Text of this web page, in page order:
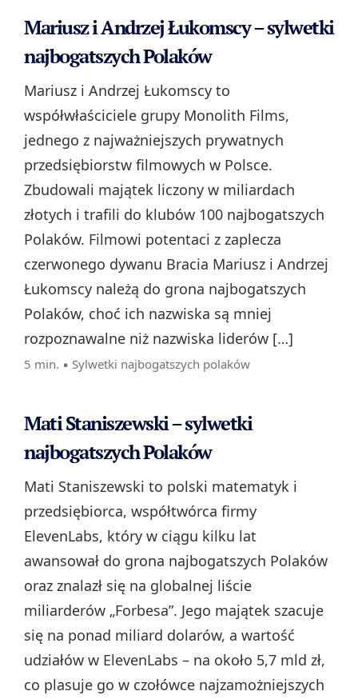
Mariusz i Andrzej Łukomscy – sylwetki
najbogatszych Polaków
Mariusz i Andrzej Łukomscy to
współwłaściciele grupy Monolith Films,
jednego z najważniejszych prywatnych
przedsiębiorstw filmowych w Polsce.
Zbudowali majątek liczony w miliardach
złotych i trafili do klubów 100 najbogatszych
Polaków. Filmowi potentaci z zaplecza
czerwonego dywanu Bracia Mariusz i Andrzej
Łukomscy należą do grona najbogatszych
Polaków, choć ich nazwiska są mniej
rozpoznawalne niż nazwiska liderów […]
5 min. ▪ Sylwetki najbogatszych polaków
Mati Staniszewski – sylwetki
najbogatszych Polaków
Mati Staniszewski to polski matematyk i
przedsiębiorca, współtwórca firmy
ElevenLabs, który w ciągu kilku lat
awansował do grona najbogatszych Polaków
oraz znalazł się na globalnej liście
miliarderów „Forbesa”. Jego majątek szacuje
się na ponad miliard dolarów, a wartość
udziałów w ElevenLabs – na około 5,7 mld zł,
co plasuje go w czołówce najzamożniejszych